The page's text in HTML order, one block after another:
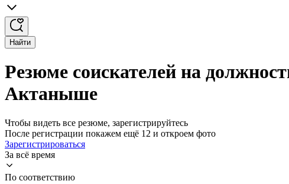
Найти
Резюме соискателей на
Актаныше
Чтобы видеть все резюме, зарегистрируйтесь
После регистрации покажем ещё 12 и откроем фото
Зарегистрироваться
За всё время
По соответствию